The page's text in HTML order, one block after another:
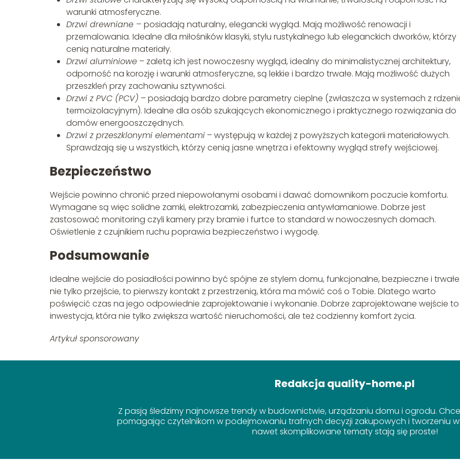
warunki atmosferyczne.
Drzwi drewniane – posiadają naturalny, elegancki wygląd. Mają możliwość renowacji i
przemalowania. Idealne dla miłośników klasyki, stylu rustykalnego lub eleganckich dworków, którzy
cenią naturalne materiały.
Drzwi aluminiowe – zaletą ich jest nowoczesny wygląd, idealny do minimalistycznej architektury,
odporność na korozję i warunki atmosferyczne, są lekkie i bardzo trwałe. Mają możliwość dużych
przeszkleń przy zachowaniu sztywności.
Drzwi z PVC (PCV) – posiadają bardzo dobre parametry cieplne (zwłaszcza w systemach z
termoizolacyjnym). Idealne dla osób szukających ekonomicznego i praktycznego rozwiązania do
domów energooszczędnych.
Drzwi z przeszklonymi elementami – występują w każdej z powyższych kategorii materiałowych.
Sprawdzają się u wszystkich, którzy cenią jasne wnętrza i efektowny wygląd strefy wejściowej.
Bezpieczeństwo
Wejście powinno chronić przed niepowołanymi osobami i dawać domownikom poczucie komfortu.
Wymagane są więc solidne zamki, elektrozamki, zabezpieczenia antywłamaniowe. Dobrze jest
zastosować monitoring czyli kamery przy bramie i furtce to standard w nowoczesnych domach.
Oświetlenie z czujnikiem ruchu poprawia bezpieczeństwo i wygodę.
Podsumowanie
Idealne wejście do posiadłości powinno być spójne ze stylem domu, funkcjonalne, bezpieczne i
nie tylko przejście, to pierwszy kontakt z przestrzenią, która ma mówić coś o Tobie. Dlatego warto
poświęcić czas na jego odpowiednie zaprojektowanie i wykonanie. Dobrze zaprojektowane wejście to
inwestycja, która nie tylko zwiększa wartość nieruchomości, ale też codzienny komfort życia.
Artykuł sponsorowany
Redakcja quality-home.pl
Z pasją śledzimy najnowsze trendy w budownictwie, urządzaniu domu i ogrodu.
pomagając czytelnikom w podejmowaniu trafnych decyzji zakupowych i tworzeniu
nawet skomplikowane tematy stają się proste!